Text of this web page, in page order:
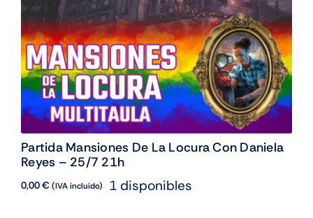
Partida Mansiones De La Locura Con Daniela
Reyes – 25/7 21h
0,00€(IVA incluido) 1 disponibles